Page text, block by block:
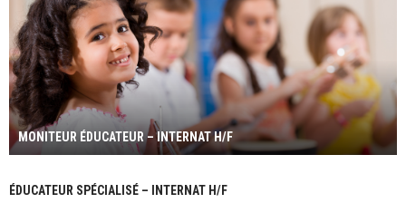
MONITEUR ÉDUCATEUR – INTERNAT H/F
ÉDUCATEUR SPÉCIALISÉ – INTERNAT H/F